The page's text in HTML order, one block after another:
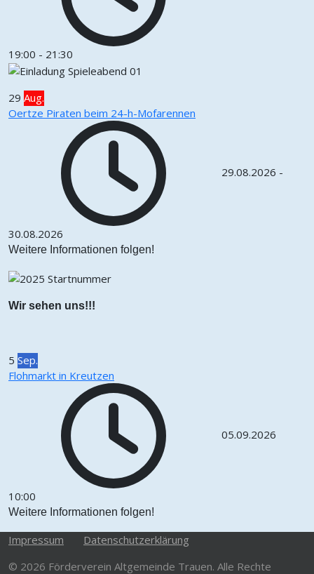
19:00 - 21:30
29 Aug.
Oertze Piraten beim 24-h-Mofarennen
29.08.2026 -
30.08.2026
Weitere Informationen folgen!
Wir sehen uns!!!
5 Sep.
Flohmarkt in Kreutzen
05.09.2026
10:00
Weitere Informationen folgen!
Impressum
Datenschutzerklärung
© 2026 Förderverein Altgemeinde Trauen. Alle Rechte